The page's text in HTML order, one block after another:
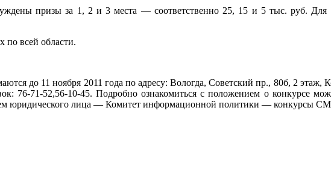
призы за 1, 2 и 3 места — соответственно 25, 15 и 5 тыс. руб.
по всей области.
до 11 ноября 2011 года по адресу: Вологда, Советский пр., 80б, 2
76-71-52,56-10-45. Подробно ознакомиться с положением о конкурсе
юридического лица — Комитет информационной политики — конкурсы